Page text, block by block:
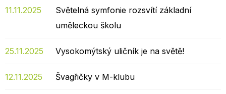
11.11.2025
Světelná symfonie rozsvítí základní
uměleckou školu
25.11.2025 Vysokomýtský uličník je na světě!
12.11.2025 Švagřičky v M-klubu